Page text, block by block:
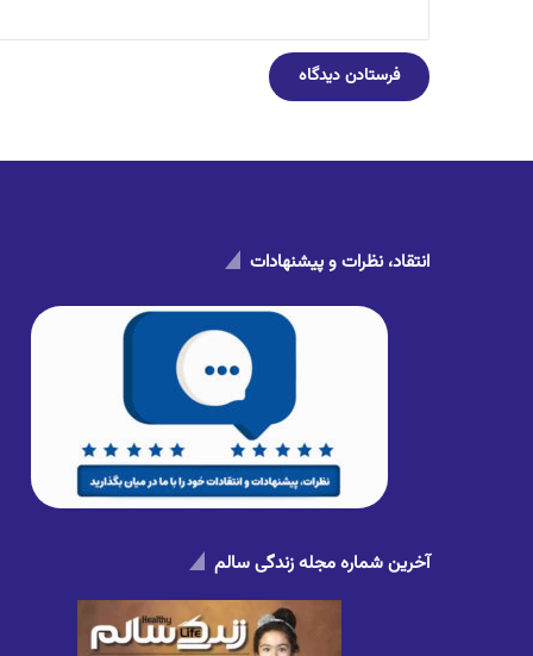
انتقاد، نظرات و پیشنهادات
آخرین شماره مجله زندگی سالم